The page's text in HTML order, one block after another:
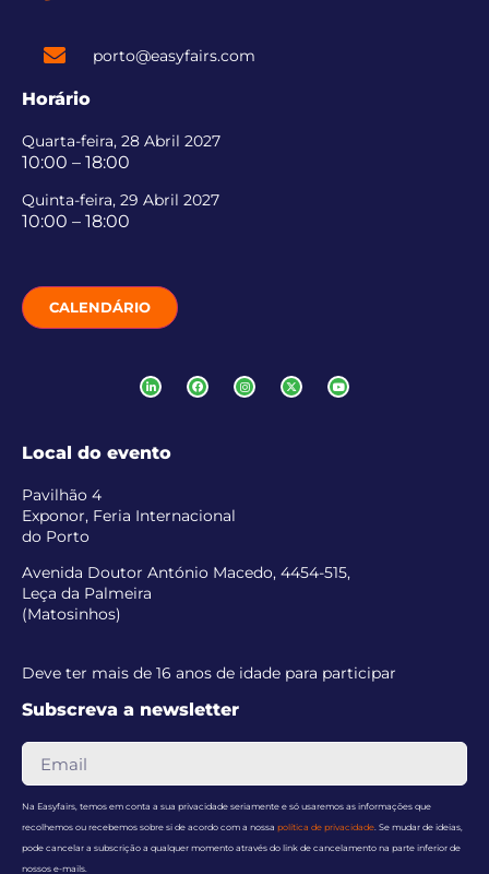
porto@easyfairs.com
Horário
Quarta-feira, 28 Abril 2027
10:00 – 18:00
Quinta-feira, 29 Abril 2027
10:00 – 18:00
CALENDÁRIO
Local do evento
Pavilhão 4
Exponor, Feria Internacional
do Porto
Avenida Doutor António Macedo, 4454-515,
Leça da Palmeira
(Matosinhos)
Deve ter mais de 16 anos de idade para participar
Subscreva a newsletter
Na Easyfairs, temos em conta a sua privacidade seriamente e só usaremos as informações que
recolhemos ou recebemos sobre si de acordo com a nossa política de privacidade. Se mudar de ideias,
pode cancelar a subscrição a qualquer momento através do link de cancelamento na parte inferior de
nossos e-mails.